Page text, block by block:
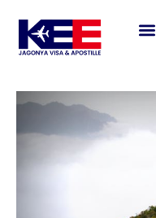
content